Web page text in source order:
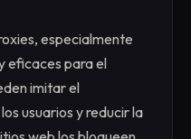
especialmente
eficaces para el
imitar el
usuarios y reducir la